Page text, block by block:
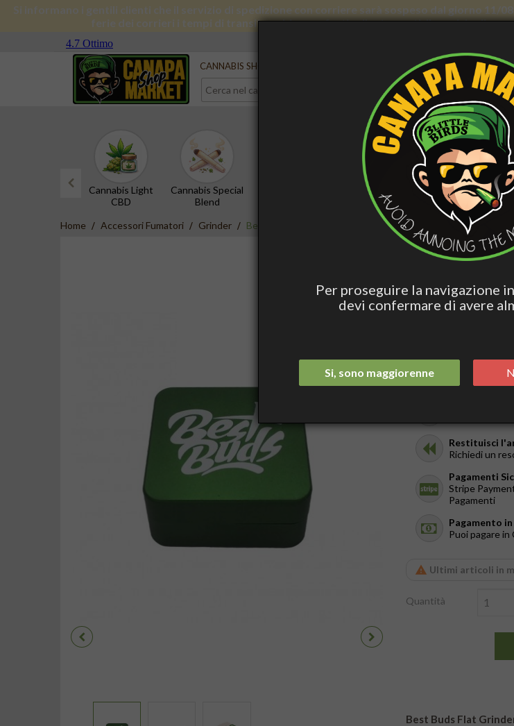
Si informano i gentili clienti che il servizio di spedizione con corriere sarà sospeso dal giorno 11/
ferie dei corrieri i tempi di transito subiranno forti rallentamenti. Il servizio di
Serve aiuto?
CANNABIS SHOP CURA PERSONALE ACCESS.
Cannabis Light
CBD
Cannabis Special
Blend
Hashish Special
Blend
Edibili Attivi
Home Accessori Fumatori Grinder Best Buds Flat Square Aluminium Grinder Grass 2 Parts 50
BEST BUDS
50 MM -
Spedizione
Restituisci
Richiedi un
Pagamenti
Stripe
Pagamenti
Pagamento
Puoi pagare
Ultimi articoli in
Quantità
Best Buds Flat
Per proseguire la navigazione
devi confermare di avere
Si, sono maggiorenne